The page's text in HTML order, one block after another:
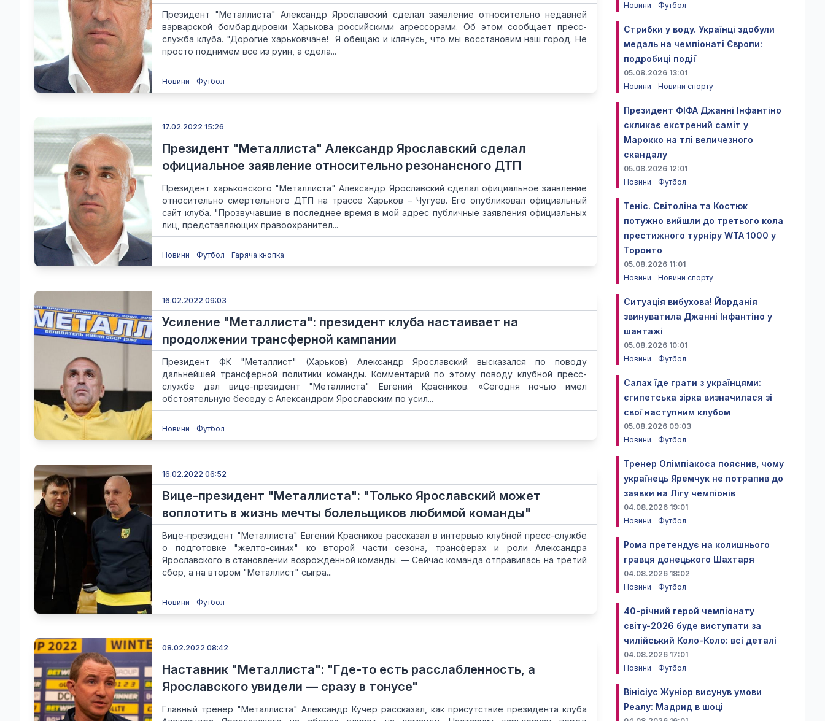
Президент "Металлиста" Александр Ярославский сделал заявление относительно недавней
варварской бомбардировки Харькова российскими агрессорами. Об этом сообщает пресс-
служба клуба. "Дорогие харьковчане! Я обещаю и клянусь, что мы восстановим наш город. Не
просто поднимем все из руин, а сдела...
Новини Футбол
17.02.2022 15:26
Президент "Металлиста" Александр Ярославский сделал
официальное заявление относительно резонансного ДТП
Президент харьковского "Металлиста" Александр Ярославский сделал официальное заявление
относительно смертельного ДТП на трассе Харьков – Чугуев. Его опубликовал официальный
сайт клуба. "Прозвучавшие в последнее время в мой адрес публичные заявления официальных
лиц, представляющих правоохранител...
Новини Футбол Гаряча кнопка
16.02.2022 09:03
Усиление "Металлиста": президент клуба настаивает на
продолжении трансферной кампании
Президент ФК "Металлист" (Харьков) Александр Ярославский высказался по поводу
дальнейшей трансферной политики команды. Комментарий по этому поводу клубной пресс-
службе дал вице-президент "Металлиста" Евгений Красников. «Сегодня ночью имел
обстоятельную беседу с Александром Ярославским по усил...
Новини Футбол
16.02.2022 06:52
Вице-президент "Металлиста": "Только Ярославский может
воплотить в жизнь мечты болельщиков любимой команды"
Вице-президент "Металлиста" Евгений Красников рассказал в интервью клубной пресс-службе
о подготовке "желто-синих" ко второй части сезона, трансферах и роли Александра
Ярославского в становлении возрожденной команды. — Сейчас команда отправилась на третий
сбор, а на втором "Металлист" сыгра...
Новини Футбол
08.02.2022 08:42
Наставник "Металлиста": "Где-то есть расслабленность, а
Ярославского увидели — сразу в тонусе"
Главный тренер "Металлиста" Александр Кучер рассказал, как присутствие президента клуба
Новини
Футбол
Стрибки у воду. Українці здобули
медаль на чемпіонаті Європи:
подробиці події
05.08.2026 13:01
Новини
Новини спорту
Президент ФІФА Джанні Інфантіно
скликає екстрений саміт у
Марокко на тлі величезного
скандалу
05.08.2026 12:01
Новини
Футбол
Теніс. Світоліна та Костюк
потужно вийшли до третього кола
престижного турніру WTA 1000 у
Торонто
05.08.2026 11:01
Новини
Новини спорту
Ситуація вибухова! Йорданія
звинуватила Джанні Інфантіно у
шантажі
05.08.2026 10:01
Новини
Футбол
Салах їде грати з українцями:
єгипетська зірка визначилася зі
свої наступним клубом
05.08.2026 09:03
Новини
Футбол
Тренер Олімпіакоса пояснив, чому
українець Яремчук не потрапив до
заявки на Лігу чемпіонів
04.08.2026 19:01
Новини
Футбол
Рома претендує на колишнього
гравця донецького Шахтаря
04.08.2026 18:02
Новини
Футбол
40-річний герой чемпіонату
світу-2026 буде виступати за
чилійський Коло-Коло: всі деталі
04.08.2026 17:01
Новини
Футбол
Вінісіус Жуніор висунув умови
Реалу: Мадрид в шоці